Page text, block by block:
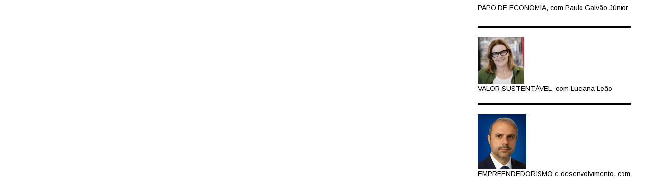
PAPO DE ECONOMIA, com Paulo Galvão Júnior
VALOR SUSTENTÁVEL, com Luciana Leão
EMPREENDEDORISMO e desenvolvimento, com